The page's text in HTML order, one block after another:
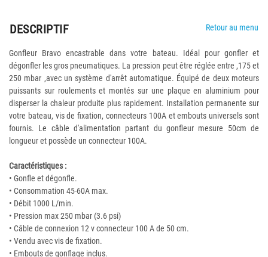
DESCRIPTIF Retour au menu
Gonfleur Bravo encastrable dans votre bateau. Idéal pour gonfler et
dégonfler les gros pneumatiques. La pression peut être réglée entre ,175 et
250 mbar ,avec un système d'arrêt automatique. Équipé de deux moteurs
puissants sur roulements et montés sur une plaque en aluminium pour
disperser la chaleur produite plus rapidement. Installation permanente sur
votre bateau, vis de fixation, connecteurs 100A et embouts universels sont
fournis. Le câble d'alimentation partant du gonfleur mesure 50cm de
longueur et possède un connecteur 100A.
Caractéristiques :
• Gonfle et dégonfle.
• Consommation 45-60A max.
• Débit 1000 L/min.
• Pression max 250 mbar (3.6 psi)
• Câble de connexion 12 v connecteur 100 A de 50 cm.
• Vendu avec vis de fixation.
• Embouts de gonflage inclus.